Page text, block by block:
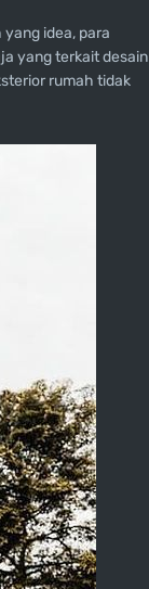
idea, para
yang terkait desain
rumah tidak